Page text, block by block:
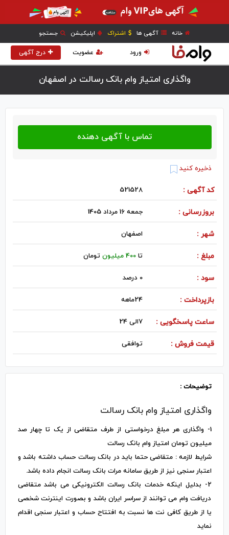
خانه آگهی ها اشتراک اپلیکیشن جستجو
درج آگهی عضویت ورود
واگذاری امتیاز وام بانک رسالت در اصفهان
ذخیره کنید
کد آگهی : 521528
بروزرسانی : جمعه 16 مرداد 1405
شهر : اصفهان
مبلغ : تا400 میلیون تومان
سود : 0 درصد
بازپرداخت : 24ماهه
ساعت پاسخگویی : 7الی 24
قیمت فروش : توافقی
توضیحات :
واگذاری امتیاز وام بانک رسالت
1- واگذاری هر مبلغ درخواستی از طرف متقاضی از یک تا چهار صد
میلیون تومان امتیاز وام بانک رسالت
شرایط لازمه : متقاضی حتما باید در بانک رسالت حساب داشته باشد و
اعتبار سنجی نیز از طریق سامانه مرات بانک رسالت انجام داده باشد.
2- بدلیل اینکه خدمات بانک رسالت الکترونیکی می باشد متقاضی
دریافت وام می توانند از سراسر ایران باشد و بصورت اینترنت شخصی
یا از طریق کافی نت ها نسبت به افتتاح حساب و اعتبار سنجی اقدام
نماید